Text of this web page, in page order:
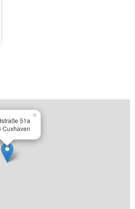
51a
Cuxhaven
×